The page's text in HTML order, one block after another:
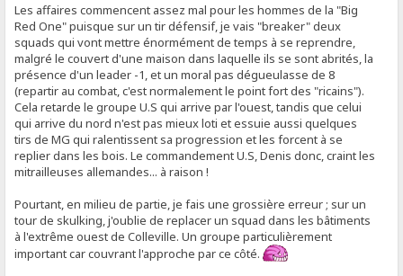
Les affaires commencent assez mal pour les hommes de la "Big
Red One" puisque sur un tir défensif, je vais "breaker" deux
squads qui vont mettre énormément de temps à se reprendre,
malgré le couvert d'une maison dans laquelle ils se sont abrités, la
présence d'un leader -1, et un moral pas dégueulasse de 8
(repartir au combat, c'est normalement le point fort des "ricains").
Cela retarde le groupe U.S qui arrive par l'ouest, tandis que celui
qui arrive du nord n'est pas mieux loti et essuie aussi quelques
tirs de MG qui ralentissent sa progression et les forcent à se
replier dans les bois. Le commandement U.S, Denis donc, craint les
mitrailleuses allemandes... à raison !
Pourtant, en milieu de partie, je fais une grossière erreur ; sur un
tour de skulking, j'oublie de replacer un squad dans les bâtiments
à l'extrême ouest de Colleville. Un groupe particulièrement
important car couvrant l'approche par ce côté.